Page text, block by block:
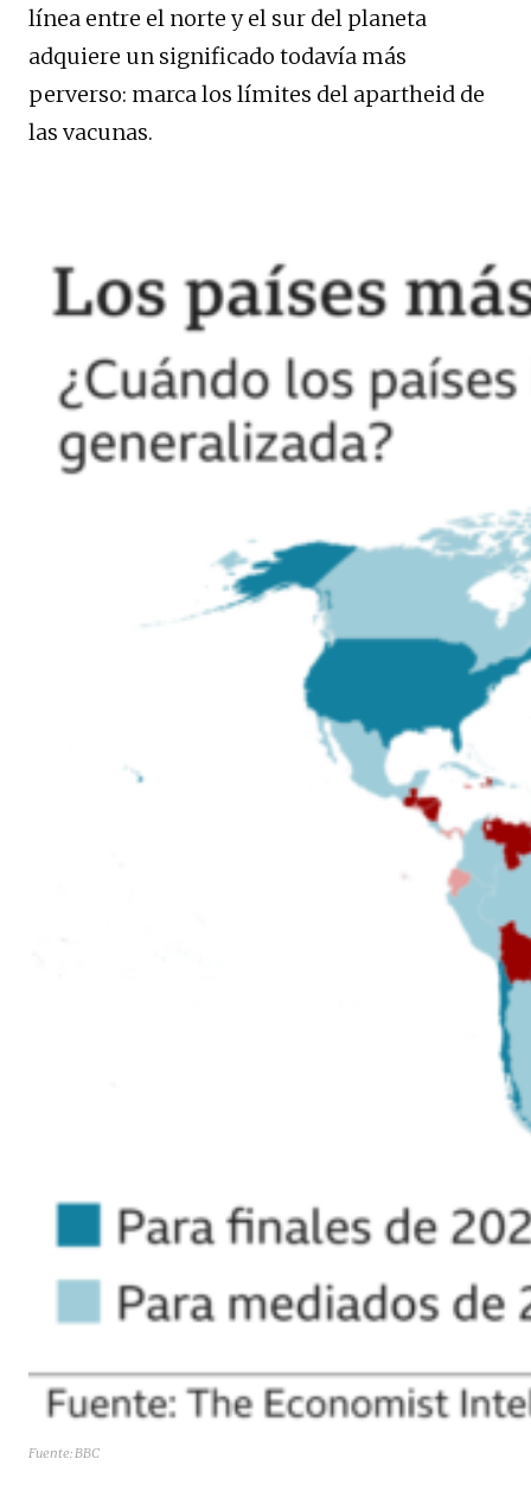
línea entre el norte y el sur del planeta
adquiere un significado todavía más
perverso: marca los límites del apartheid de
las vacunas.
Fuente: BBC